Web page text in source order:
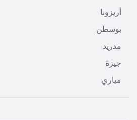
أريزونا
بوسطن
مدريد
جيزة
مياري